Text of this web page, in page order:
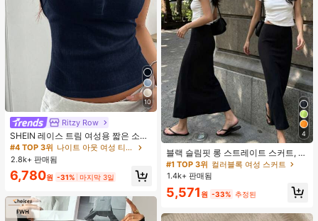
10
Ritzy Row
SHEIN 레이스 트림 여성용 짧은 소매
티셔츠, 슬림핏 여름 새 3버튼 전면 반
소매 탑
#4 TOP 3위
나이트 아웃 여성 티셔츠
2.8k+ 판매됨
6,780원 -31% 마지막 3일
4
블랙 슬림핏 롱 스트레이트 스커트, 여
성 패션 폴리에스터 캐주얼 파티 스커
트, 다용도 및 귀여운, 일상 착용에 적
합, 여름 휴가. 해변, 음악 축제 및 여름
휴가에 완벽, 90년대
#1 TOP 3위 컬러블록 여성 스커트
1.4k+ 판매됨
5,571 원 -33% 추정된